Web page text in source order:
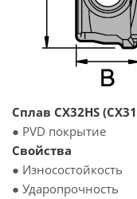
Сплав CX32HS
● PVD покрытие
Свойства
● Износостойкость
● Ударопрочность